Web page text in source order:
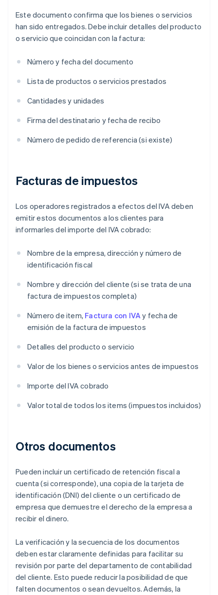
Este documento confirma que los bienes o servicios
han sido entregados. Debe incluir detalles del producto
o servicio que coincidan con la factura:
Número y fecha del documento
Lista de productos o servicios prestados
Cantidades y unidades
Firma del destinatario y fecha de recibo
Número de pedido de referencia (si existe)
Facturas de impuestos
Los operadores registrados a efectos del IVA deben
emitir estos documentos a los clientes para
informarles del importe del IVA cobrado:
Nombre de la empresa, dirección y número de
identificación fiscal
Nombre y dirección del cliente (si se trata de una
factura de impuestos completa)
Número de item, Factura con IVAy fecha de
emisión de la factura de impuestos
Detalles del producto o servicio
Valor de los bienes o servicios antes de impuestos
Importe del IVA cobrado
Valor total de todos los items (impuestos incluidos)
Otros documentos
Pueden incluir un certificado de retención fiscal a
cuenta (si corresponde), una copia de la tarjeta de
identificación (DNI) del cliente o un certificado de
empresa que demuestre el derecho de la empresa a
recibir el dinero.
La verificación y la secuencia de los documentos
deben estar claramente definidas para facilitar su
revisión por parte del departamento de contabilidad
del cliente. Esto puede reducir la posibilidad de que
falten documentos o sean devueltos. Además, la